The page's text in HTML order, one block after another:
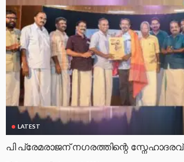
LATEST
പി പ്രേമരാജന് നഗരത്തിന്റെ സ്നേഹാദരവ്